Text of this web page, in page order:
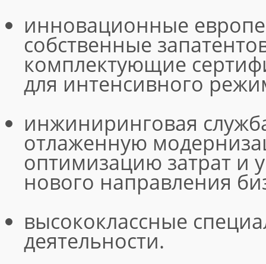
инновационные
собственные
комплектующие
для интенсивного
инжиниринговая
отлаженную
оптимизацию затрат и
нового направления
высококлассные
деятельности.